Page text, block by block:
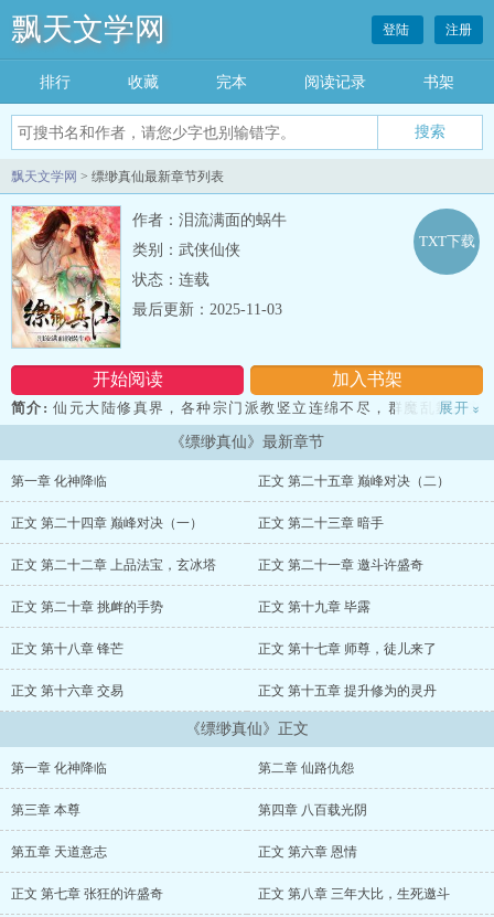
飘天文学网 登陆 注册
排行 收藏 完本 阅读记录 书架
飘天文学网 > 缥缈真仙最新章节列表
作者：泪流满面的蜗牛
类别：武侠仙侠
状态：连载
开始阅读 加入书架
TXT下载
最后更新：2025-11-03
简介: 仙元大陆修真界，各种宗门派教竖立连绵不尽，群魔乱舞。玄
元宗，道宗的一个势微宗门，遭受无数白眼与嘲笑的打杂小厮捧起无
字天书，抬头望着浩瀚星域，眼里尽是迷茫，何为仙？...
展开 »
《缥缈真仙》最新章节
第一章 化神降临 正文 第二十五章 巅峰对决（二）
正文 第二十四章 巅峰对决（一） 正文 第二十三章 暗手
正文 第二十二章 上品法宝，玄冰塔 正文 第二十一章 邀斗许盛奇
正文 第二十章 挑衅的手势 正文 第十九章 毕露
正文 第十八章 锋芒 正文 第十七章 师尊，徒儿来了
正文 第十六章 交易 正文 第十五章 提升修为的灵丹
《缥缈真仙》正文
第一章 化神降临 第二章 仙路仇怨
第三章 本尊 第四章 八百载光阴
第五章 天道意志 正文 第六章 恩情
正文 第七章 张狂的许盛奇 正文 第八章 三年大比，生死邀斗